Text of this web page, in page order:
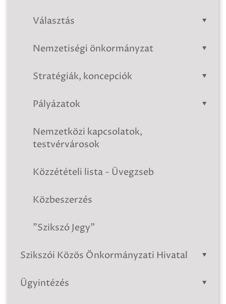
Választás
Nemzetiségi önkormányzat
Stratégiák, koncepciók
Pályázatok
Nemzetközi kapcsolatok,
testvérvárosok
Közzétételi lista - Üvegzseb
Közbeszerzés
"Szikszó Jegy"
Szikszói Közös Önkormányzati Hivatal
Ügyintézés